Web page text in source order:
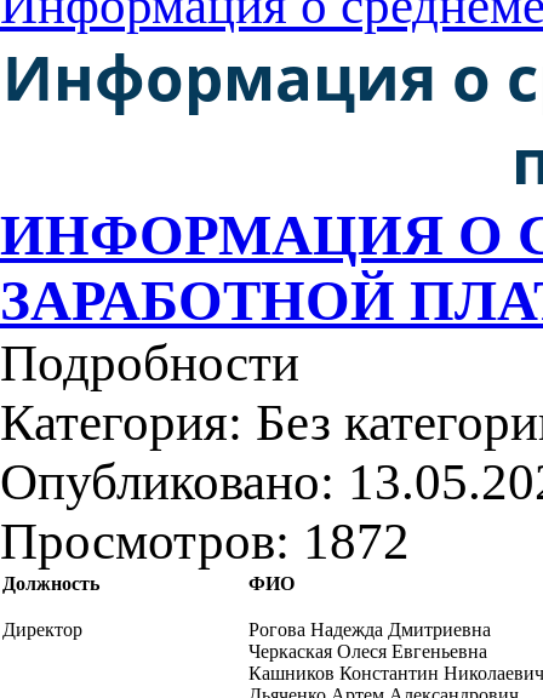
Информация о
ИНФОРМАЦИЯ О
ЗАРАБОТНОЙ
Подробности
Категория: Без
Опубликовано:
Просмотров: 1872
Должность ФИО
Директор
Рогова Надежда Дмитриевна
Черкаская Олеся Евгеньевна
Кашников Константин Николаевич